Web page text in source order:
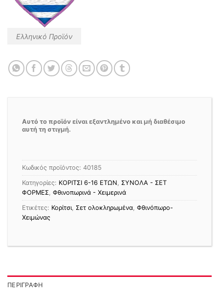
Ελληνικό Προϊόν
Αυτό το προϊόν είναι εξαντλημένο και μή διαθέσιμο
αυτή τη στιγμή.
Κωδικός προϊόντος: 40185
Κατηγορίες: ΚΟΡΙΤΣΙ 6-16 ΕΤΩΝ, ΣΥΝΟΛΑ - ΣΕΤ
ΦΟΡΜΕΣ, Φθινοπωρινά - Χειμερινά
Ετικέτες: Κορίτσι, Σετ ολοκληρωμένα, Φθινόπωρο-
Χειμώνας
ΠΕΡΙΓΡΑΦΉ